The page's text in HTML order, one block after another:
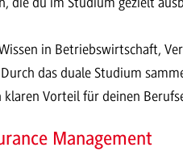
in Betriebswirtschaft,
das duale Studium
Vorteil für deinen
Management